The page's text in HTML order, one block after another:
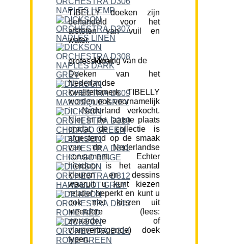
TIBELLY doeken zijn
behandeld voor het
afstoten van vuil en
water.
Mening van de professional:
Doeken van het
Nederlandse
kwaliteitsmerk TIBELLY
worden ook voornamelijk
in Nederland verkocht.
Niet in de laatste plaats
omdat de collectie is
afgestemd op de smaak
van de Nederlandse
consument. Echter
hierdoor is het aantal
kleuren en dessins
waaruit u kunt kiezen
relatief beperkt en kunt u
ook niet kiezen uit
meerdere (lees:
zwaardere of
vlamvertragende) doek
typen.